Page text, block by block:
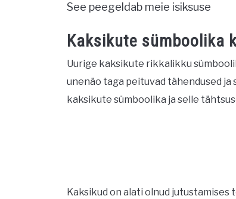
See peegeldab meie isiksuse
Kaksikute sümboolika
Uurige kaksikute rikkalikku
unenäo taga peituvad tähendused ja
kaksikute sümboolika ja selle
Kaksikud on alati olnud jutustamises